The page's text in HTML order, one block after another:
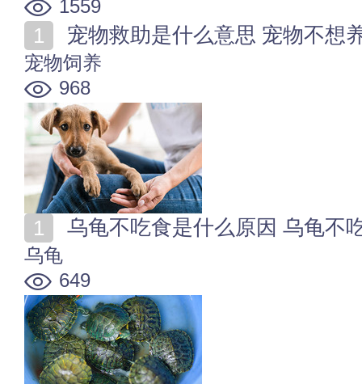
1559
宠物救助是什么意思 宠物不想
宠物饲养
968
乌龟不吃食是什么原因 乌龟不
乌龟
649